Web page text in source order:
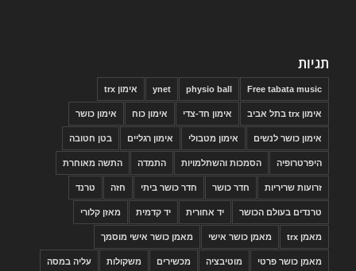
תגיות
Free tabata music
physio ball
ynet אימון trx
אימון trx בתל אביב אימון חד-צדי אימון כוח אימון כושר
אימון כושר לנשים אימון מטבולי אימון רגליים בטן חטובה
היפרטרופיה הסמכות והשתלמויות התמדה התשה מאוחרת
זרועות שריריות חדר כושר חדר כושר ביתי חזה טרנד
טרנדים בעולם הכושר יד אחורית יד קדמית מאזן קלורי
מאמן trx מאמן כושר אישי מאמן כושר אישי מוסמך
מאמן כושר פרטי מוטיבציה מכשירים משקולות עליה במסה